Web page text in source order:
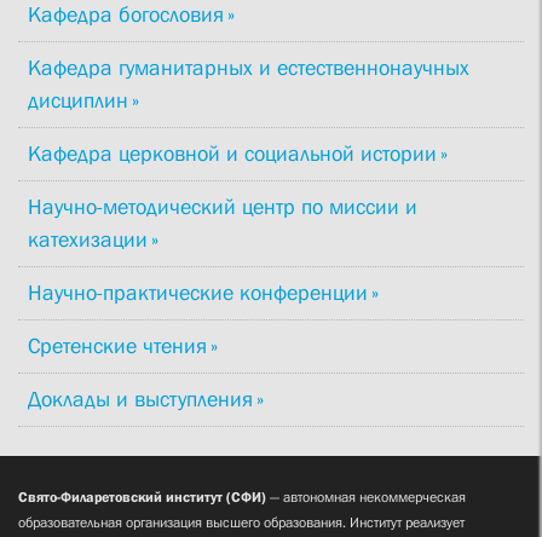
Кафедра богословия
Кафедра гуманитарных и естественнонаучных
дисциплин
Кафедра церковной и социальной истории
Научно-методический центр по миссии и
катехизации
Научно-практические конференции
Сретенские чтения
Доклады и выступления
Свято-Филаретовский институт (СФИ) — автономная некоммерческая
образовательная организация высшего образования. Институт реализует